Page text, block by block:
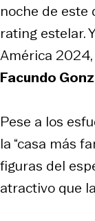
noche de este
rating estelar.
América
Facundo
Pese a los
la “casa más
figuras del
atractivo que